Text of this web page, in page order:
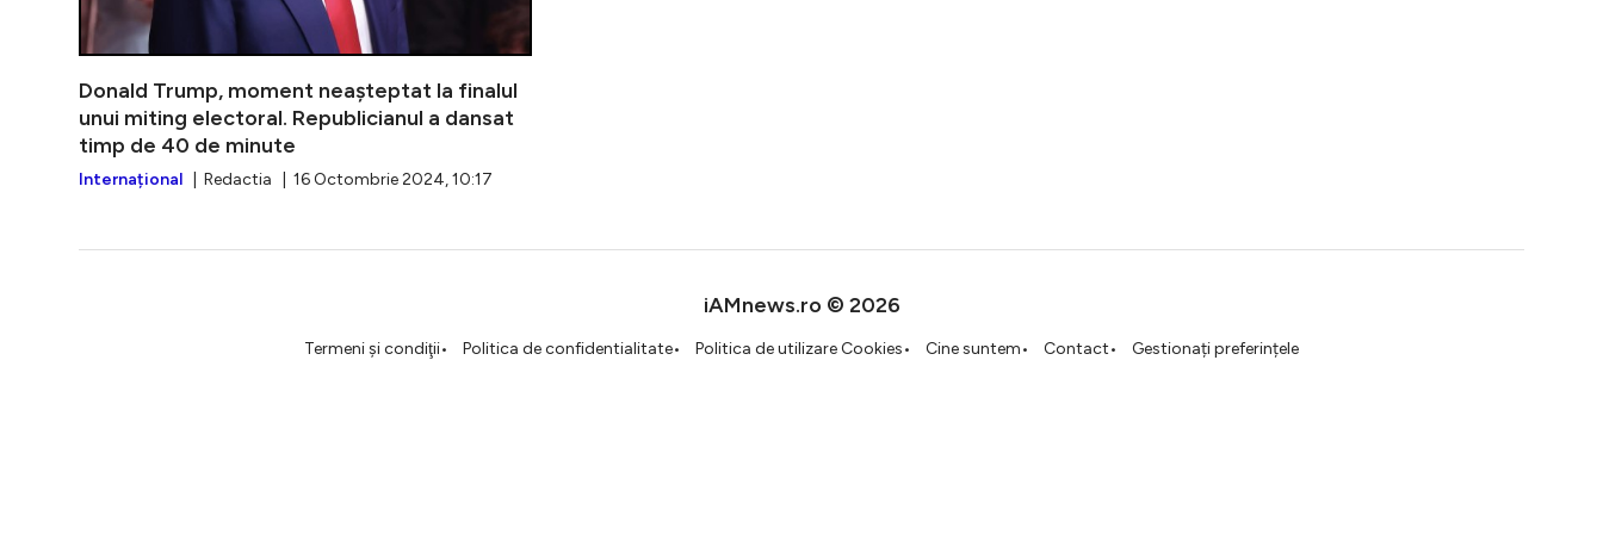
Donald Trump, moment neașteptat la finalul
unui miting electoral. Republicianul a dansat
timp de 40 de minute
Internațional | Redactia | 16 Octombrie 2024, 10:17
iAMnews.ro © 2026
Termeni şi condiţii Politica de confidentialitate Politica de utilizare Cookies Cine suntem Contact Gestionați preferințele